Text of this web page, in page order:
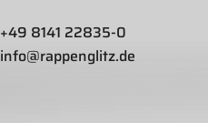
+49 8141 22835-0
info@rappenglitz.de